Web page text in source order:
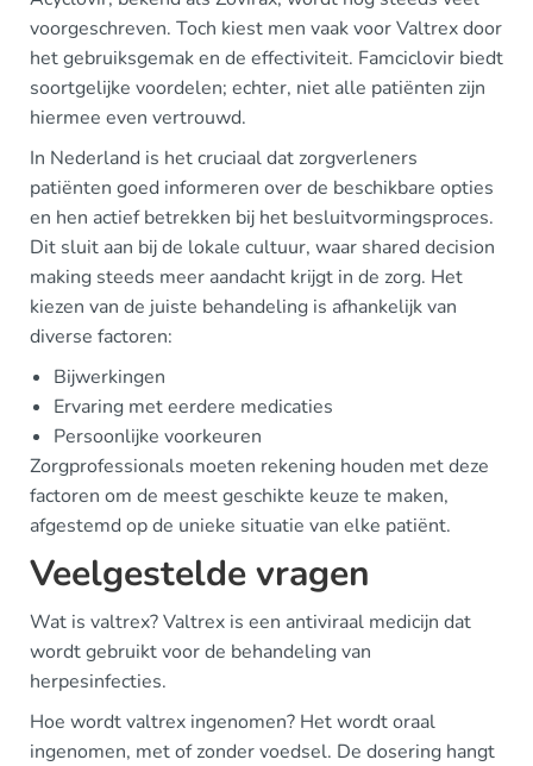
voorgeschreven. Toch kiest men vaak voor Valtrex door
het gebruiksgemak en de effectiviteit. Famciclovir biedt
soortgelijke voordelen; echter, niet alle patiënten zijn
hiermee even vertrouwd.
In Nederland is het cruciaal dat zorgverleners
patiënten goed informeren over de beschikbare opties
en hen actief betrekken bij het besluitvormingsproces.
Dit sluit aan bij de lokale cultuur, waar shared decision
making steeds meer aandacht krijgt in de zorg. Het
kiezen van de juiste behandeling is afhankelijk van
diverse factoren:
Bijwerkingen
Ervaring met eerdere medicaties
Persoonlijke voorkeuren
Zorgprofessionals moeten rekening houden met deze
factoren om de meest geschikte keuze te maken,
afgestemd op de unieke situatie van elke patiënt.
Veelgestelde vragen
Wat is valtrex? Valtrex is een antiviraal medicijn dat
wordt gebruikt voor de behandeling van
herpesinfecties.
Hoe wordt valtrex ingenomen? Het wordt oraal
ingenomen, met of zonder voedsel. De dosering hangt